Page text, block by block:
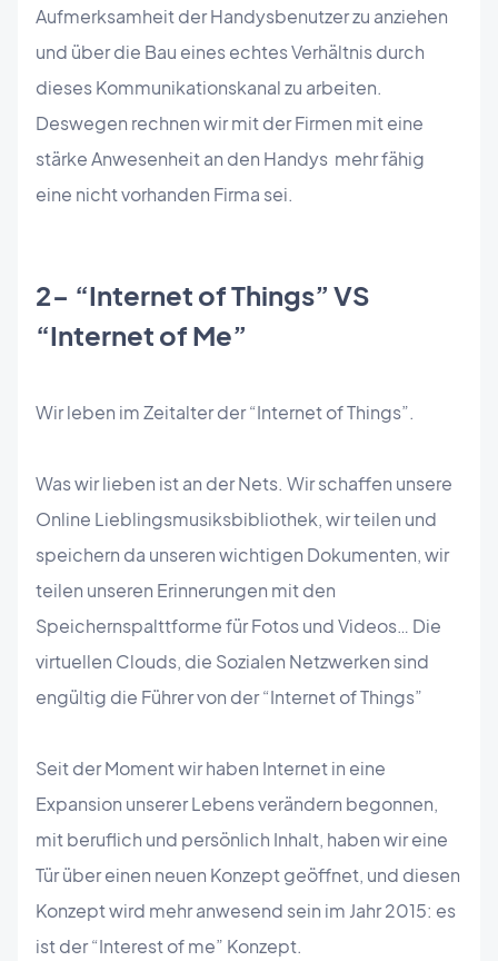
Aufmerksamheit der Handysbenutzer zu anziehen
und über die Bau eines echtes Verhältnis durch
dieses Kommunikationskanal zu arbeiten.
Deswegen rechnen wir mit der Firmen mit eine
stärke Anwesenheit an den Handys mehr fähig
eine nicht vorhanden Firma sei.
2- “Internet of Things” VS
“Internet of Me”
Wir leben im Zeitalter der “Internet of Things”.
Was wir lieben ist an der Nets. Wir schaffen unsere
Online Lieblingsmusiksbibliothek, wir teilen und
speichern da unseren wichtigen Dokumenten, wir
teilen unseren Erinnerungen mit den
Speichernspalttforme für Fotos und Videos… Die
virtuellen Clouds, die Sozialen Netzwerken sind
engültig die Führer von der “Internet of Things”
Seit der Moment wir haben Internet in eine
Expansion unserer Lebens verändern begonnen,
mit beruflich und persönlich Inhalt, haben wir eine
Tür über einen neuen Konzept geöffnet, und diesen
Konzept wird mehr anwesend sein im Jahr 2015: es
ist der “Interest of me” Konzept.